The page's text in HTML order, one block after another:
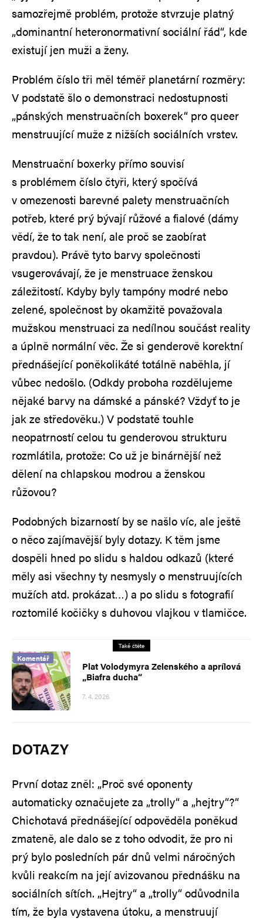
samozřejmě problém, protože stvrzuje platný
„dominantní heteronormativní sociální řád“, kde
existují jen muži a ženy.
Problém číslo tři měl téměř planetární rozměry:
V podstatě šlo o demonstraci nedostupnosti
„pánských menstruačních boxerek“ pro queer
menstruující muže z nižších sociálních vrstev.
Menstruační boxerky přímo souvisí
s problémem číslo čtyři, který spočívá
v omezenosti barevné palety menstruačních
potřeb, které prý bývají růžové a fialové (dámy
vědí, že to tak není, ale proč se zaobírat
pravdou). Právě tyto barvy společnosti
vsugerovávají, že je menstruace ženskou
záležitostí. Kdyby byly tampóny modré nebo
zelené, společnost by okamžitě považovala
mužskou menstruaci za nedílnou součást reality
a úplně normální věc. Že si genderově korektní
přednášející poněkolikáté totálně naběhla, jí
vůbec nedošlo. (Odkdy proboha rozdělujeme
nějaké barvy na dámské a pánské? Vždyť to je
jak ze středověku.) V podstatě touhle
neopatrností celou tu genderovou strukturu
rozmlátila, protože: Co už je binárnější než
dělení na chlapskou modrou a ženskou
růžovou?
Podobných bizarností by se našlo víc, ale ještě
o něco zajímavější byly dotazy. K těm jsme
dospěli hned po slidu s haldou odkazů (které
měly asi všechny ty nesmysly o menstruujících
mužích atd. prokázat…) a po slidu s fotografií
roztomilé kočičky s duhovou vlajkou v tlamičce.
Také čtěte
Komentář
Plat Volodymyra Zelenského a aprílová
„Biafra ducha“
7. 4. 2026
DOTAZY
První dotaz zněl: „Proč své oponenty
automaticky označujete za „trolly“ a „hejtry“?“
Chichotavá přednášející odpověděla poněkud
zmateně, ale dalo se z toho odvodit, že pro ni
prý bylo posledních pár dnů velmi náročných
kvůli reakcím na její avizovanou přednášku na
sociálních sítích. „Hejtry“ a „trolly“ odůvodnila
tím, že byla vystavena útoku, a menstruují